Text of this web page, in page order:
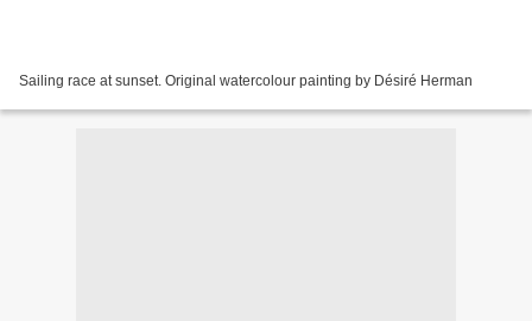
Sailing race at sunset. Original watercolour painting by Désiré Herman